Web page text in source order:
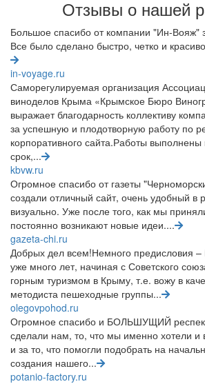
Отзывы о нашей
Большое спасибо от компании "Ин-Вояж"
Все было сделано быстро, четко и
in-voyage.ru
Саморегулируемая организация
виноделов Крыма «Крымское Бюро
выражает благодарность коллективу
за успешную и плодотворную работу по
корпоративного сайта.Работы выполнены
срок,...
kbvw.ru
Огромное спасибо от газеты
создали отличный сайт, очень удобный в
визуально. Уже после того, как мы
постоянно возникают новые идеи....
gazeta-chi.ru
Добрых дел всем!Немного предисловия –
уже много лет, начиная с Советского
горным туризмом в Крыму, т.е. вожу в
методиста пешеходные группы...
olegovpohod.ru
Огромное спасибо и БОЛЬШУЩИЙ
сделали нам, то, что мы именно хотели
и за то, что помогли подобрать на
создания нашего...
potanio-factory.ru